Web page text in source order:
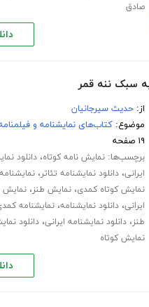
صادق
به سبک ننه قمر
از:حدیث سیرجانیان
موضوع:کتاب‌های نمایشنامه و
۱۹ صفحه
برچسب‌ها:نمایش نامه کوتاه،دانلود
ایرانی،دانلود نمایشنامه تئاتر،نمایشنامه
نمایش کوتاه کمدی،نمایش طنز،نمایش
ایرانی،دانلود نمایشنامه،نمایشنامه
طنز،دانلود نمایشنامه ایرانی،دانلود
نمایش کوتاه